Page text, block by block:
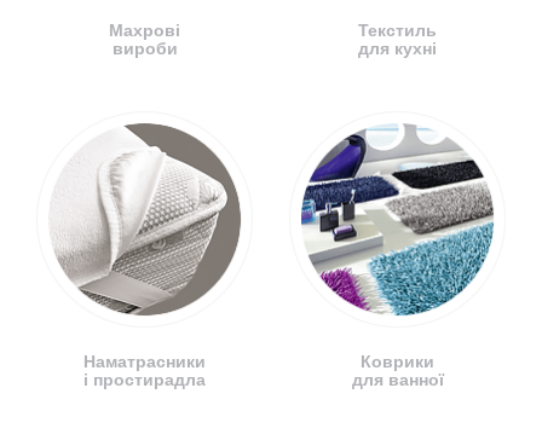
Махрові
вироби
Наматрасники
і простирадла
Текстиль
для кухні
Коврики
для ванної